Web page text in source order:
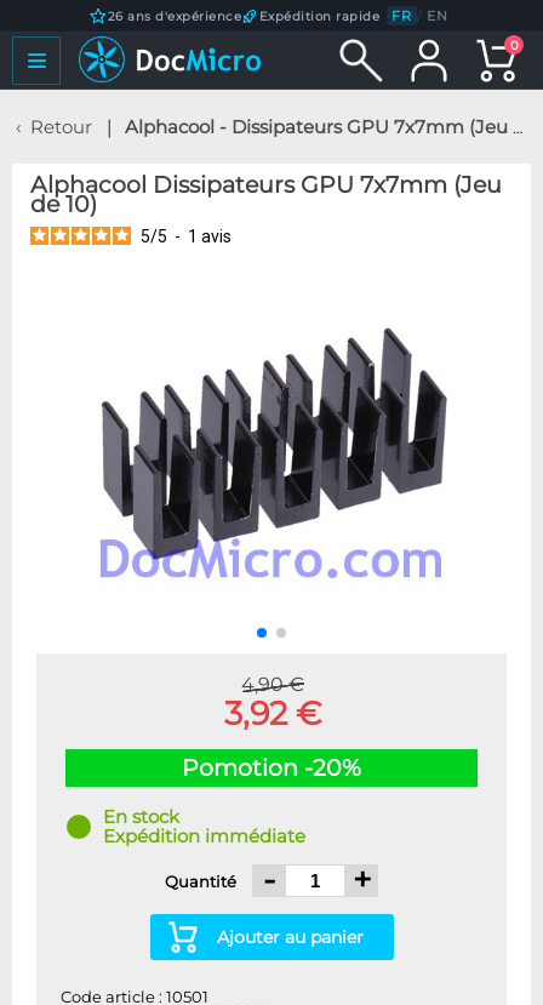
26 ans d'expérience Expédition rapide FR / EN
0
Retour Alphacool - Dissipateurs GPU 7x7mm (Jeu de 10)
Alphacool Dissipateurs GPU 7x7mm (Jeu
de 10)
5/5 - 1 avis
4,90 €
3,92 €
Pomotion -20%
En stock
Expédition immédiate
Quantité - +
Ajouter au panier
Code article : 10501